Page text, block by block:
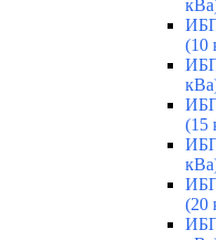
(10
(15
(20